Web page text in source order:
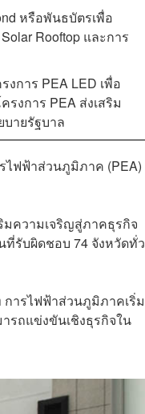
หรือพันธบัตรเพื่อ
Rooftop และการ
การ PEA LED เพื่อ
งการ PEA ส่งเสริม
ายรัฐบาล
ไฟฟ้าส่วนภูมิภาค (PEA)
ความเจริญสู่ภาคธุรกิจ
รับผิดชอบ 74 จังหวัดทั่ว
การไฟฟ้าส่วนภูมิภาคเริ่ม
รถแข่งขันเชิงธุรกิจใน